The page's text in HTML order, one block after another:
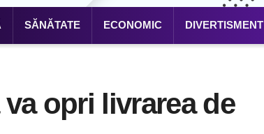
SĂNĂTATE ECONOMIC DIVERTISMENT
opri livrarea de